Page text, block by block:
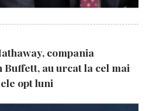
compania
au urcat la cel mai
opt luni